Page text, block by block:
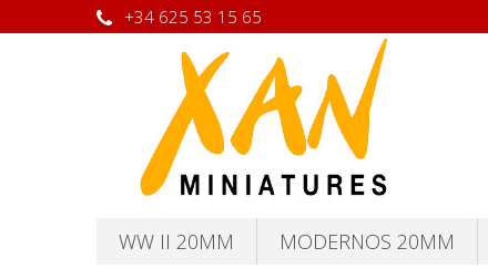
+34 625 53 15 65
WW II 20MM MODERNOS 20MM